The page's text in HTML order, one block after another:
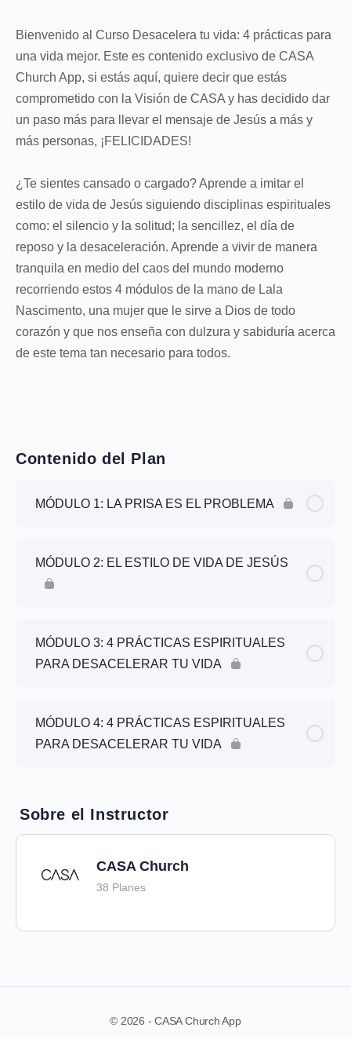
Bienvenido al Curso Desacelera tu vida: 4 prácticas para
una vida mejor. Este es contenido exclusivo de CASA
Church App, si estás aquí, quiere decir que estás
comprometido con la Visión de CASA y has decidido dar
un paso más para llevar el mensaje de Jesús a más y
más personas, ¡FELICIDADES!
¿Te sientes cansado o cargado? Aprende a imitar el
estilo de vida de Jesús siguiendo disciplinas espirituales
como: el silencio y la solitud; la sencillez, el día de
reposo y la desaceleración. Aprende a vivir de manera
tranquila en medio del caos del mundo moderno
recorriendo estos 4 módulos de la mano de Lala
Nascimento, una mujer que le sirve a Dios de todo
corazón y que nos enseña con dulzura y sabiduría acerca
de este tema tan necesario para todos.
Contenido del Plan
MÓDULO 1: LA PRISA ES EL PROBLEMA
MÓDULO 2: EL ESTILO DE VIDA DE JESÚS
MÓDULO 3: 4 PRÁCTICAS ESPIRITUALES
PARA DESACELERAR TU VIDA
MÓDULO 4: 4 PRÁCTICAS ESPIRITUALES
PARA DESACELERAR TU VIDA
Sobre el Instructor
CASA Church
38 Planes
© 2026 - CASA Church App